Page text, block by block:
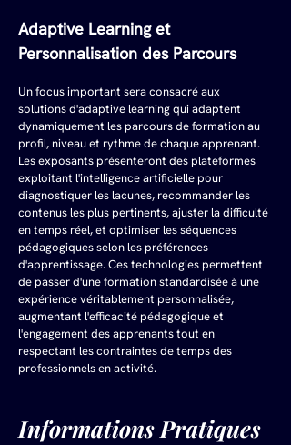
Adaptive Learning et
Personnalisation des Parcours
Un focus important sera consacré aux
solutions d'adaptive learning qui adaptent
dynamiquement les parcours de formation au
profil, niveau et rythme de chaque apprenant.
Les exposants présenteront des plateformes
exploitant l'intelligence artificielle pour
diagnostiquer les lacunes, recommander les
contenus les plus pertinents, ajuster la difficulté
en temps réel, et optimiser les séquences
pédagogiques selon les préférences
d'apprentissage. Ces technologies permettent
de passer d'une formation standardisée à une
expérience véritablement personnalisée,
augmentant l'efficacité pédagogique et
l'engagement des apprenants tout en
respectant les contraintes de temps des
professionnels en activité.
Informations Pratiques